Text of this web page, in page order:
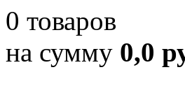
0 товаров
на сумму 0,0